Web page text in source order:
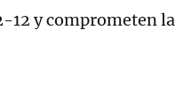
y comprometen